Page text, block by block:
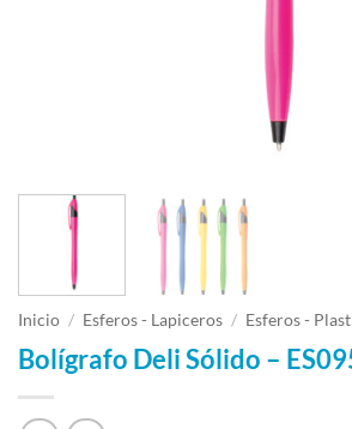
Inicio / Esferos - Lapiceros / Esferos -
Bolígrafo Deli Sólido –